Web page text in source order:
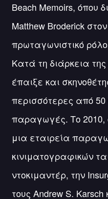
Beach Memoirs, όπου
Matthew Broderick στον
πρωταγωνιστικό
Κατά τη διάρκεια
έπαιξε και
περισσότερες από 50
παραγωγές. Το 2010,
μια εταιρεία
κινιματογραφικών
ντοκιμαντέρ, την
τους Andrew S. Karsch